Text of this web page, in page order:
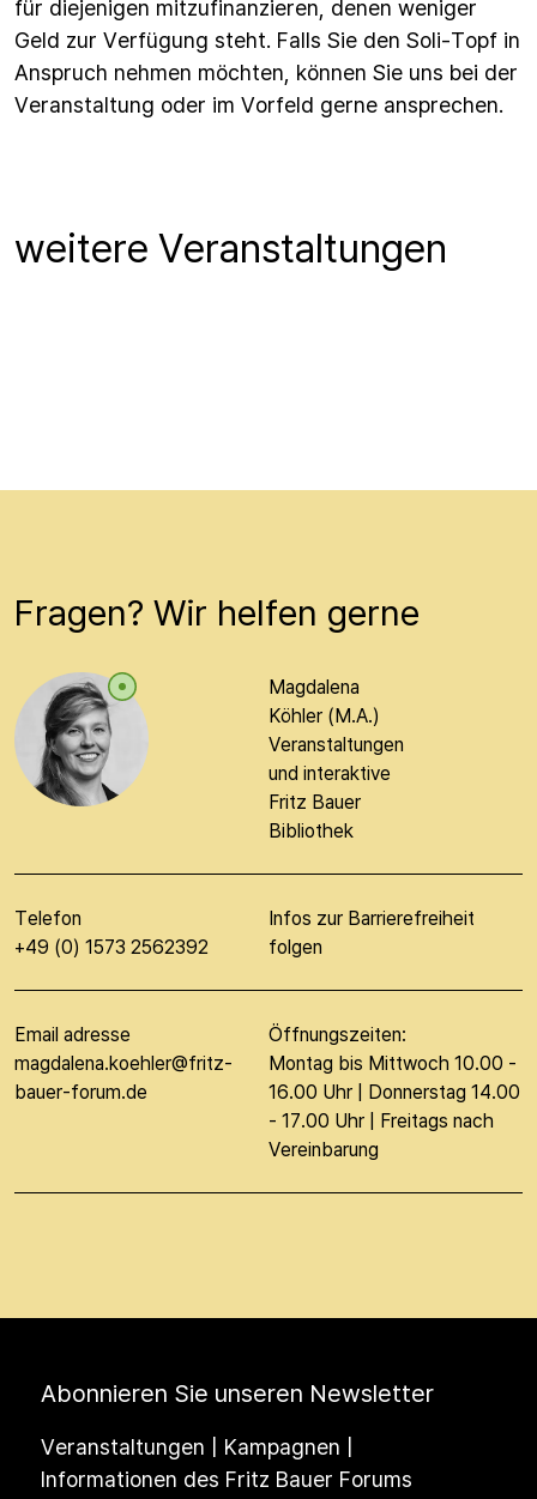
für diejenigen mitzufinanzieren, denen weniger
Geld zur Verfügung steht. Falls Sie den Soli-Topf in
Anspruch nehmen möchten, können Sie uns bei der
Veranstaltung oder im Vorfeld gerne ansprechen.
weitere Veranstaltungen
Fragen? Wir helfen gerne
Magdalena
Köhler (M.A.)
Veranstaltungen
und interaktive
Fritz Bauer
Bibliothek
Telefon
+49 (0) 1573 2562392
Infos zur Barrierefreiheit
folgen
Email adresse
magdalena.koehler@fritz-
bauer-forum.de
Öffnungszeiten:
Montag bis Mittwoch 10.00 -
16.00 Uhr | Donnerstag 14.00
- 17.00 Uhr | Freitags nach
Vereinbarung
Abonnieren Sie unseren Newsletter
Veranstaltungen | Kampagnen |
Informationen des Fritz Bauer Forums